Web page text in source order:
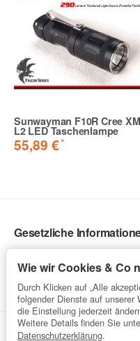
Sunwayman F10R Cree
L2 LED Taschenlampe
55,89 €*
Gesetzliche
Service
Wie wir Cookies & Co
Durch Klicken auf „Alle
folgender Dienste auf
die Einstellung jederzeit
Weitere Details finden Sie
Datenschutzerklärung.